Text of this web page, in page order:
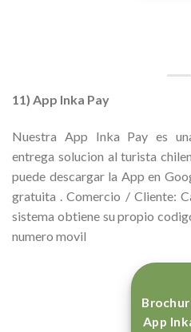
11) App Inka Pay
Nuestra App Inka Pay es
entrega solucion al turista
puede descargar la App en
gratuita . Comercio / Cliente:
sistema obtiene su propio
numero movil
App